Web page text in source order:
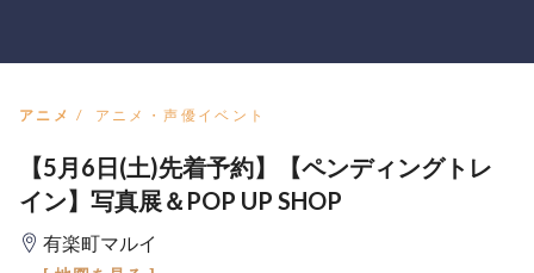
アニメ アニメ・声優イベント
【5月6日(土)先着予約】【ペンディングトレ
イン】写真展＆POP UP SHOP
有楽町マルイ